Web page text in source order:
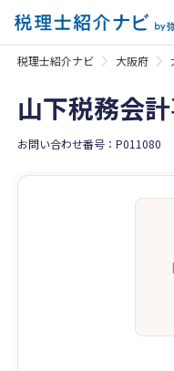
税理士紹介ナビ 大阪府
山下税務会
お問い合わせ番号：P011080